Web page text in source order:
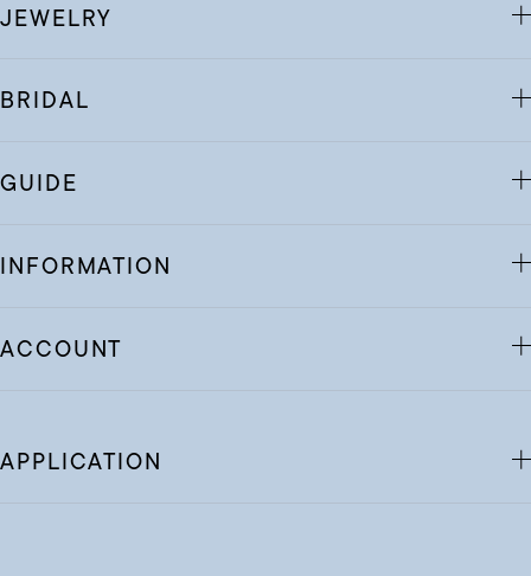
JEWELRY
BRIDAL
GUIDE
INFORMATION
ACCOUNT
APPLICATION